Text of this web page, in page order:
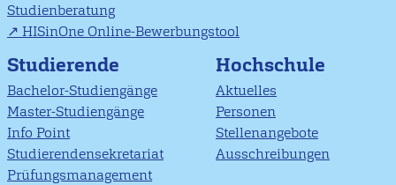
Studienberatung
HISinOne Online-Bewerbungstool
Studierende
Bachelor-Studiengänge
Master-Studiengänge
Info Point
Studierendensekretariat
Prüfungsmanagement
Hochschule
Aktuelles
Personen
Stellenangebote
Ausschreibungen